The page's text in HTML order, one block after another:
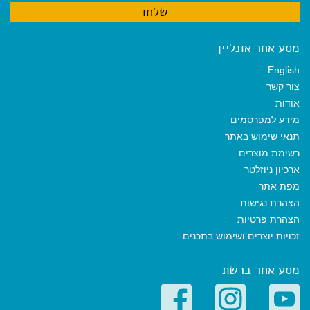
מסע אחר אונליין
English
צור קשר
אודות
מידע למפרסמים
תנאי שימוש באתר
רשימת מוצרים
ארכיון ניוזלטר
מפת אתר
הצהרת נגישות
הצהרת פרטיות
זכויות יוצרים ושימוש בתכנים
מסע אחר ברשת